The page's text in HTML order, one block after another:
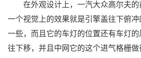
在外观设计上，一汽大众高尔夫
一个视觉上的效果就是引擎盖往下俯
一些，而且它的车灯的位置还有车灯
往下移，并且中网它的这个进气格栅